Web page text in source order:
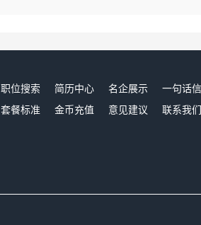
职位搜索 简历中心 名企展示
一句话
套餐标准
金币充值 意见建议 联系我们